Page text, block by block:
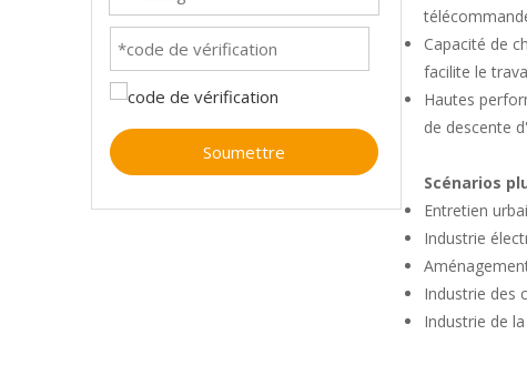
Soumettre
Capacité de
facilite le
Hautes
de descente
Scénarios
Entretien
Industrie
Industrie des
Industrie de